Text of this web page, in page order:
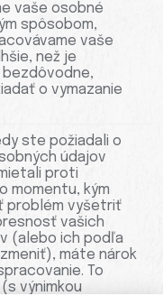
vaše osobné
spôsobom,
vaše
než je
o vymazanie
ste požiadali o
údajov
proti
momentu, kým
problém vyšetriť
vašich
(alebo ich podľa
máte nárok
To
výnimkou